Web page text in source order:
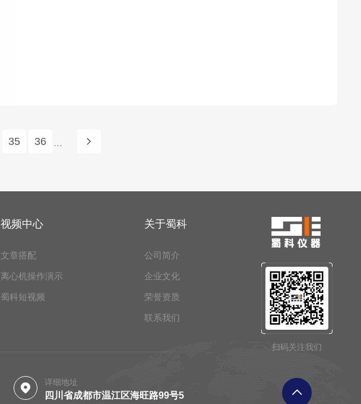
35 36 ...
视频中心
文章搭配
离心机操作演示
蜀科短视频
关于蜀科
公司简介
企业文化
荣誉资质
联系我们
详细地址
四川省成都市温江区海旺路99号5
扫码关注我们